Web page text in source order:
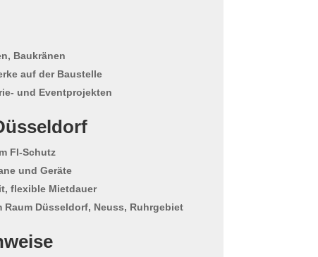
Baukränen
auf der Baustelle
und Eventprojekten
FI-Schutz
und Geräte
flexible Mietdauer
Düsseldorf, Neuss, Ruhrgebiet